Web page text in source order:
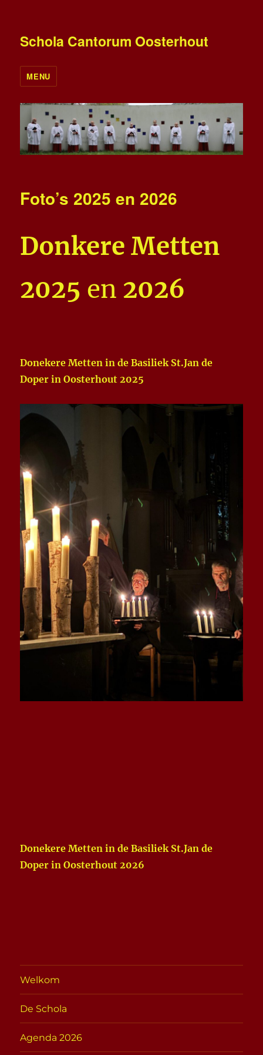
Schola Cantorum Oosterhout
MENU
Foto’s 2025 en 2026
Donkere Metten
2025 en 2026
Donekere Metten in de Basiliek St.Jan de
Doper in Oosterhout 2025
Donekere Metten in de Basiliek St.Jan de
Doper in Oosterhout 2026
Welkom
De Schola
Agenda 2026